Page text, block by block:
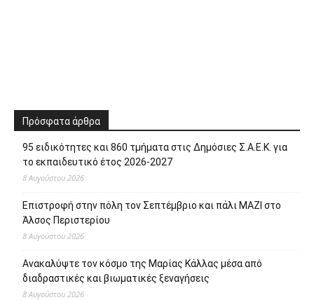
Πρόσφατα άρθρα
95 ειδικότητες και 860 τμήματα στις Δημόσιες Σ.Α.Ε.Κ. για
το εκπαιδευτικό έτος 2026-2027
8 Αυγούστου 2026
Επιστροφή στην πόλη τον Σεπτέμβριο και πάλι ΜΑΖΙ στο
Άλσος Περιστερίου
8 Αυγούστου 2026
Ανακαλύψτε τον κόσμο της Μαρίας Κάλλας μέσα από
διαδραστικές και βιωματικές ξεναγήσεις
8 Αυγούστου 2026